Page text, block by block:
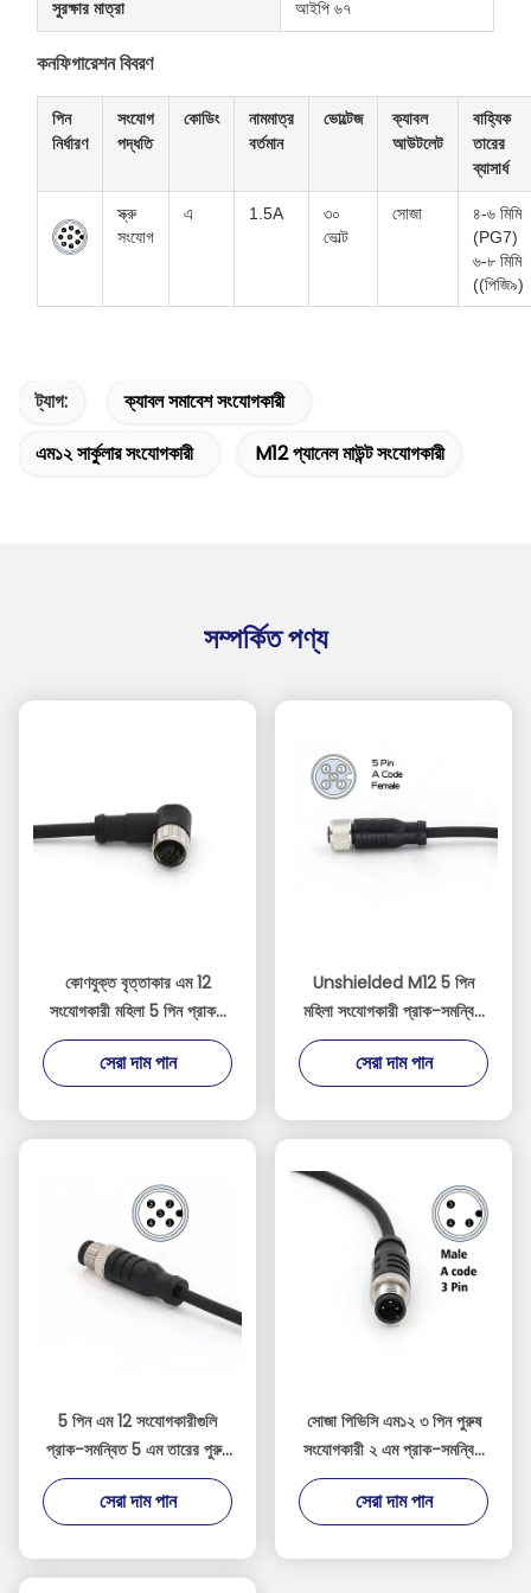
সুরক্ষার মাত্রা আইপি ৬৭
কনফিগারেশন বিবরণ
পিন
নির্ধারণ
সংযোগ
পদ্ধতি
কোডিং
নামমাত্র
বর্তমান
ভোল্টেজ
ক্যাবল
আউটলেট
বাহ্যিক
তারের
ব্যাসার্ধ
স্ক্রু
সংযোগ
এ 1.5A
৩০
ভোল্ট
সোজা
৪-৬ মিমি
(PG7)
৬-৮ মিমি
((পিজি৯)
ট্যাগ:
ক্যাবল সমাবেশ সংযোগকারী
এম১২ সার্কুলার সংযোগকারী
M12 প্যানেল মাউন্ট সংযোগকারী
সম্পর্কিত পণ্য
কোণযুক্ত বৃত্তাকার এম 12
সংযোগকারী মহিলা 5 পিন প্রাক-
সমন্বিত তারের সংযোগকারী
সেরা দাম পান
Unshielded M12 5 পিন
মহিলা সংযোগকারী প্রাক-সমন্বিত
5M ক্যাবল IP67 সোজা পিভিসি
সেরা দাম পান
5 পিন এম 12 সংযোগকারীগুলি
প্রাক-সমন্বিত 5 এম তারের পুরুষ
সোজা পিভিসি আইইসি 61076-
2-101
সেরা দাম পান
সোজা পিভিসি এম১২ ৩ পিন পুরুষ
সংযোগকারী ২ এম প্রাক-সমন্বিত
অ-প্রতিরক্ষামুক্ত তারের কালো
সেরা দাম পান